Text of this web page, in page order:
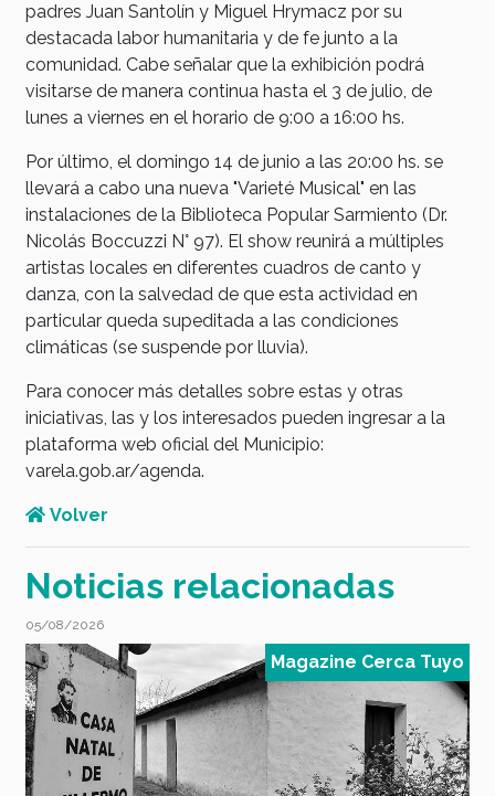
padres Juan Santolín y Miguel Hrymacz por su
destacada labor humanitaria y de fe junto a la
comunidad. Cabe señalar que la exhibición podrá
visitarse de manera continua hasta el 3 de julio, de
lunes a viernes en el horario de 9:00 a 16:00 hs.
Por último, el domingo 14 de junio a las 20:00 hs. se
llevará a cabo una nueva "Varieté Musical" en las
instalaciones de la Biblioteca Popular Sarmiento (Dr.
Nicolás Boccuzzi N° 97). El show reunirá a múltiples
artistas locales en diferentes cuadros de canto y
danza, con la salvedad de que esta actividad en
particular queda supeditada a las condiciones
climáticas (se suspende por lluvia).
Para conocer más detalles sobre estas y otras
iniciativas, las y los interesados pueden ingresar a la
plataforma web oficial del Municipio:
varela.gob.ar/agenda.
Volver
Noticias relacionadas
Magazine Cerca Tuyo